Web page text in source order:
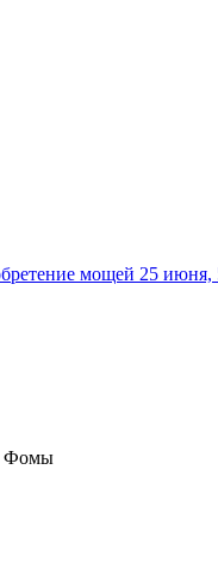
мощей 25 июня,
Фомы